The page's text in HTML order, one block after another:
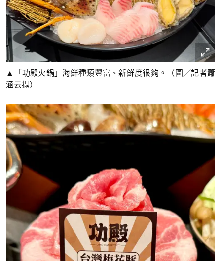
▲「功殿火鍋」海鮮種類豐富、新鮮度很夠。（圖／記者蕭
涵云攝）